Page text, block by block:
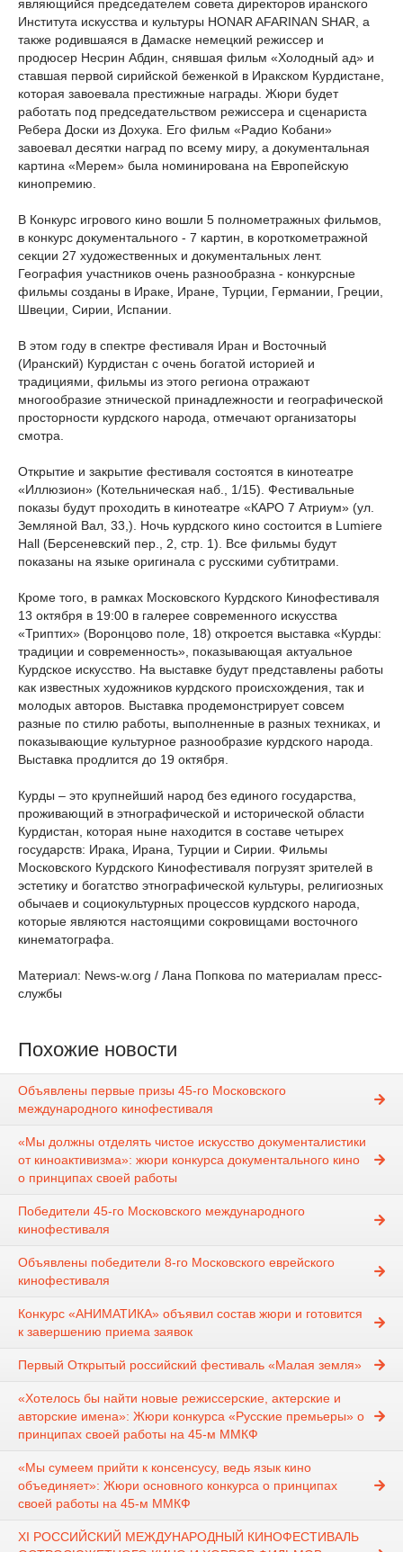
являющийся председателем совета директоров иранского
Института искусства и культуры HONAR AFARINAN SHAR, а
также родившаяся в Дамаске немецкий режиссер и
продюсер Несрин Абдин, снявшая фильм «Холодный ад» и
ставшая первой сирийской беженкой в Иракском Курдистане,
которая завоевала престижные награды. Жюри будет
работать под председательством режиссера и сценариста
Ребера Доски из Дохука. Его фильм «Радио Кобани»
завоевал десятки наград по всему миру, а документальная
картина «Мерем» была номинирована на Европейскую
кинопремию.
В Конкурс игрового кино вошли 5 полнометражных фильмов,
в конкурс документального - 7 картин, в короткометражной
секции 27 художественных и документальных лент.
География участников очень разнообразна - конкурсные
фильмы созданы в Ираке, Иране, Турции, Германии, Греции,
Швеции, Сирии, Испании.
В этом году в спектре фестиваля Иран и Восточный
(Иранский) Курдистан с очень богатой историей и
традициями, фильмы из этого региона отражают
многообразие этнической принадлежности и географической
просторности курдского народа, отмечают организаторы
смотра.
Открытие и закрытие фестиваля состоятся в кинотеатре
«Иллюзион» (Котельническая наб., 1/15). Фестивальные
показы будут проходить в кинотеатре «КАРО 7 Атриум»‎ (ул.
Земляной Вал, 33,). Ночь курдского кино состоится в Lumiere
Hall (Берсеневский пер., 2, стр. 1). Все фильмы будут
показаны на языке оригинала с русскими субтитрами.
Кроме того, в рамках Московского Курдского Кинофестиваля
13 октября в 19:00 в галерее современного искусства
«Триптих» (Воронцово поле, 18) откроется выставка «Курды:
традиции и современность», показывающая актуальное
Курдское искусство. На выставке будут представлены работы
как известных художников курдского происхождения, так и
молодых авторов. Выставка продемонстрирует совсем
разные по стилю работы, выполненные в разных техниках, и
показывающие культурное разнообразие курдского народа.
Выставка продлится до 19 октября.
Курды – это крупнейший народ без единого государства,
проживающий в этнографической и исторической области
Курдистан, которая ныне находится в составе четырех
государств: Ирака, Ирана, Турции и Сирии. Фильмы
Московского Курдского Кинофестиваля погрузят зрителей в
эстетику и богатство этнографической культуры, религиозных
обычаев и социокультурных процессов курдского народа,
которые являются настоящими сокровищами восточного
кинематографа.
Материал: News-w.org / Лана Попкова по материалам пресс-
службы
Похожие новости
Объявлены первые призы 45-го Московского
международного кинофестиваля
«Мы должны отделять чистое искусство документалистики
от киноактивизма»: жюри конкурса документального кино
о принципах своей работы
Победители 45-го Московского международного
кинофестиваля
Объявлены победители 8-го Московского еврейского
кинофестиваля
Конкурс «АНИМАТИКА» объявил состав жюри и готовится
к завершению приема заявок
Первый Открытый российский фестиваль «Малая земля»
«Хотелось бы найти новые режиссерские, актерские и
авторские имена»: Жюри конкурса «Русские премьеры» о
принципах своей работы на 45-м ММКФ
«Мы сумеем прийти к консенсусу, ведь язык кино
объединяет»: Жюри основного конкурса о принципах
своей работы на 45-м ММКФ
XI РОССИЙСКИЙ МЕЖДУНАРОДНЫЙ КИНОФЕСТИВАЛЬ